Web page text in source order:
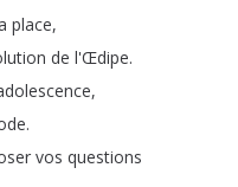
place,
de l'Œdipe.
,
.
vos questions